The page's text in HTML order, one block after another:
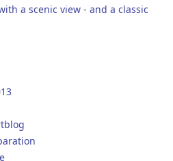
a scenic view - and a classic